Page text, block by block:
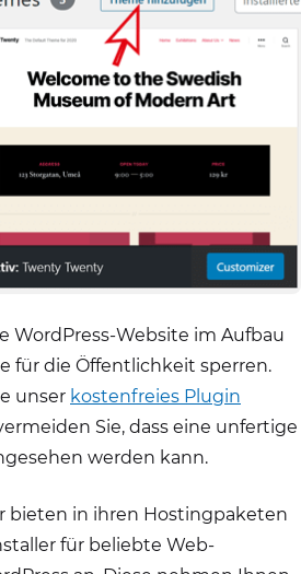
WordPress-Website im Aufbau
für die Öffentlichkeit sperren.
unser kostenfreies Plugin
Sie, dass eine unfertige
werden kann.
bieten in ihren Hostingpaketen
für beliebte Web-